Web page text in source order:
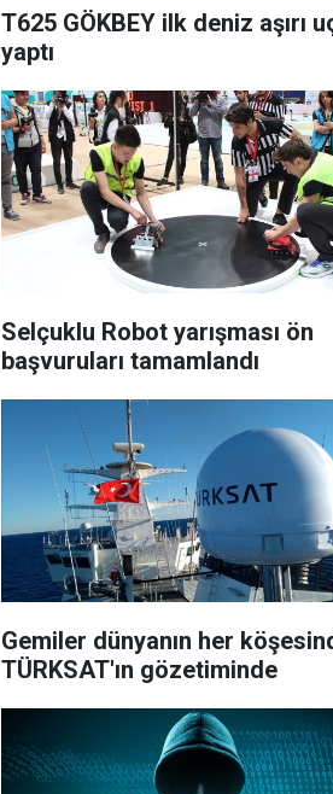
T625 GÖKBEY ilk deniz aşırı
yaptı
Selçuklu Robot yarışması ön
başvuruları tamamlandı
Gemiler dünyanın her
TÜRKSAT'ın gözetiminde